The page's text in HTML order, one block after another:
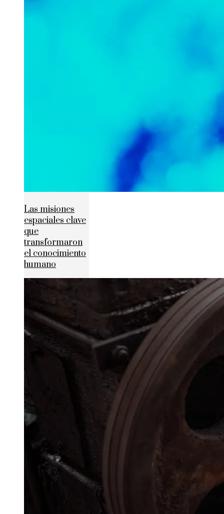
Las misiones
espaciales clave
que
transformaron
el conocimiento
humano